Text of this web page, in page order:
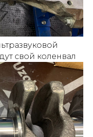
свой коленвал